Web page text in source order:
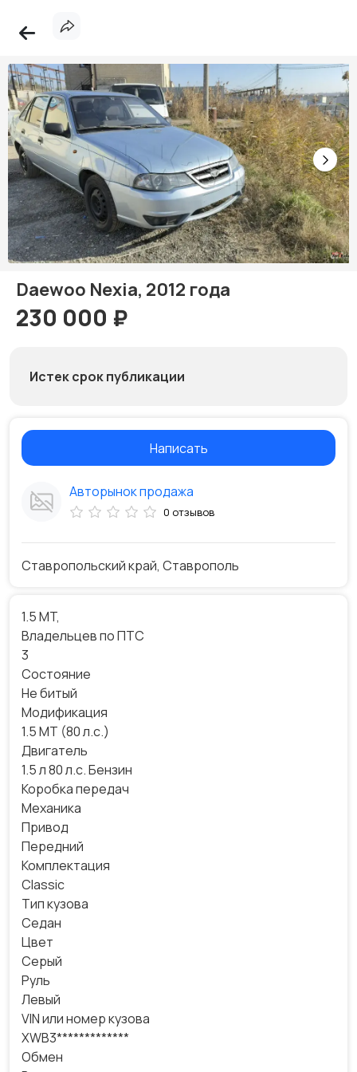
Daewoo Nexia, 2012 года
230 000 ₽
1.5 MT,
Владельцев по ПТС
3
Состояние
Не битый
Модификация
1.5 MT (80 л.с.)
Двигатель
1.5 л 80 л.с. Бензин
Коробка передач
Механика
Привод
Передний
Комплектация
Classic
Тип кузова
Седан
Цвет
Серый
Руль
Левый
VIN или номер кузова
XWB3*************
Обмен
Истек срок публикации
Написать
Авторынок продажа
0 отзывов
Ставропольский край, Ставрополь